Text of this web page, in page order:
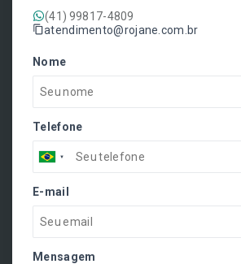
(41) 99817-4809
atendimento@rojane.com.br
Nome
Telefone
E-mail
Mensagem